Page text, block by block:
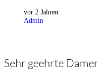
vor 2 Jahren
Admin
Sehr geehrte